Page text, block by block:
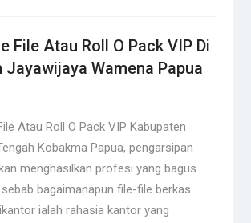
File Atau Roll O Pack VIP Di
Jayawijaya Wamena Papua
Atau Roll O Pack VIP Kabupaten
Kobakma Papua, pengarsipan
menghasilkan profesi yang bagus
bagaimanapun file-file berkas
ialah rahasia kantor yang